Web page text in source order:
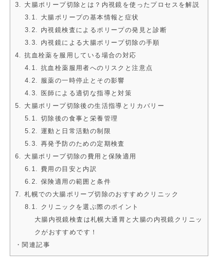
3. 大腸ポリープ切除とは？内視鏡を使ったプロセスを解説
3.1. 大腸ポリープの基本情報と症状
3.2. 内視鏡検査によるポリープの発見と診断
3.3. 内視鏡による大腸ポリープ切除の手順
4. 抗血栓薬を服用している場合の対応
4.1. 抗血栓薬服用者へのリスクと注意点
4.2. 服薬の一時停止とその影響
4.3. 医師による適切な指導と対策
5. 大腸ポリープ切除後の生活指導とリカバリー
5.1. 切除後の食事と栄養管理
5.2. 運動と日常活動の制限
5.3. 再発予防のための定期検査
6. 大腸ポリープ切除の費用と保険適用
6.1. 費用の目安と内訳
6.2. 保険適用の範囲と条件
7. 札幌での大腸ポリープ切除のおすすめクリニック
8.1. クリニックを選ぶ際のポイント
大腸内視鏡検査は札幌大通胃と大腸の内視鏡クリニッ
クがおすすめです！
・関連記事